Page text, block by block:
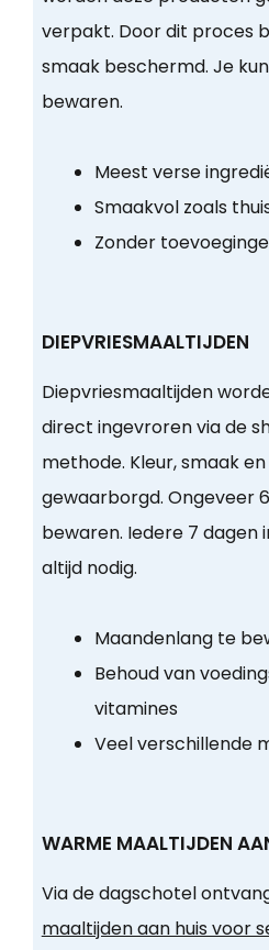
verpakt. Door dit proces
smaak beschermd. Je
bewaren.
Meest verse
Smaakvol zoals
Zonder
DIEPVRIESMAALTIJDEN
Diepvriesmaaltijden
direct ingevroren via de
methode. Kleur, smaak
gewaarborgd. Ongeveer
bewaren. Iedere 7 dagen
altijd nodig.
Maandenlang te
Behoud van
vitamines
Veel verschillende
WARME MAALTIJDEN
Via de dagschotel
maaltijden aan huis voor